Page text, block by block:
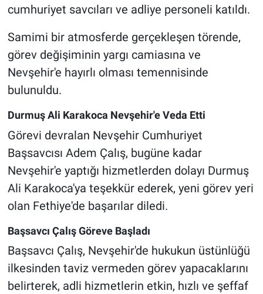
cumhuriyet savcıları ve adliye personeli katıldı.
Samimi bir atmosferde gerçekleşen törende,
görev değişiminin yargı camiasına ve
Nevşehir'e hayırlı olması temennisinde
bulunuldu.
Durmuş Ali Karakoca Nevşehir'e Veda Etti
Görevi devralan Nevşehir Cumhuriyet
Başsavcısı Adem Çalış, bugüne kadar
Nevşehir'e yaptığı hizmetlerden dolayı Durmuş
Ali Karakoca'ya teşekkür ederek, yeni görev yeri
olan Fethiye'de başarılar diledi.
Başsavcı Çalış Göreve Başladı
Başsavcı Çalış, Nevşehir'de hukukun üstünlüğü
ilkesinden taviz vermeden görev yapacaklarını
belirterek, adli hizmetlerin etkin, hızlı ve şeffaf